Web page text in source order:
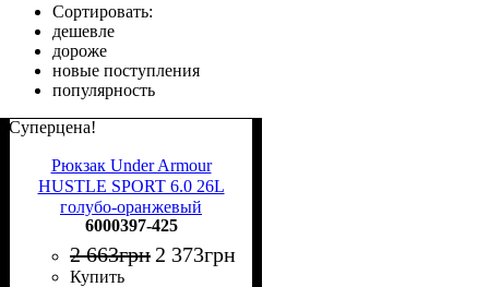
Сортировать:
дешевле
дороже
новые поступления
популярность
Суперцена!
Рюкзак Under Armour
HUSTLE SPORT 6.0 26L
голубо-оранжевый
6000397-425
6000397-425
2 663грн 2 373грн
Купить